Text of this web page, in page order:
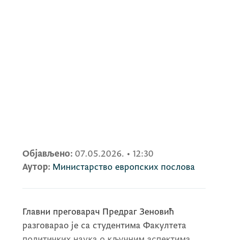
Објављено: 07.05.2026. • 12:30
Аутор: Министарство европских послова
Главни преговарач Предраг Зеновић
разговарао је са студентима Факултета